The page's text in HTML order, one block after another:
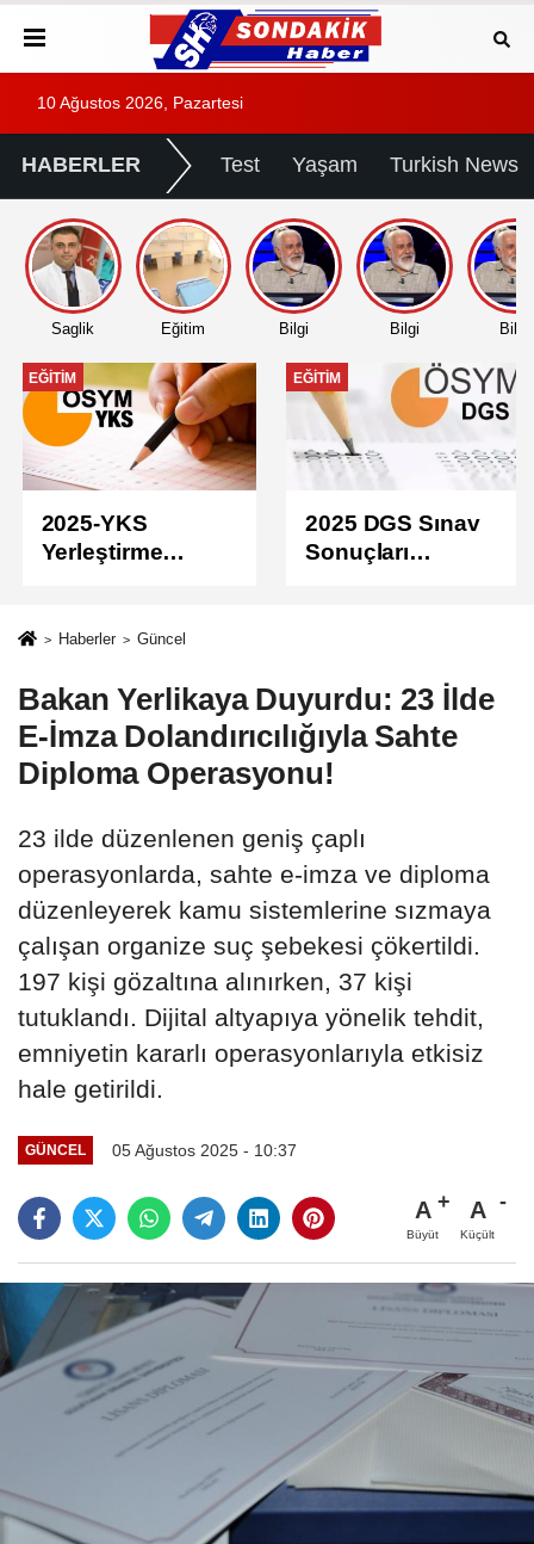
10 Ağustos 2026, Pazartesi
HABERLER Test Yaşam Turkish News
Saglik Eğitim Bilgi Bilgi Bilgi
EĞITIM
2025-YKS
Yerleştirme
Sonuçlar
Açıldı
EĞITIM
2025 DGS Sınav
Sonuçları
Haberler Güncel
Bakan Yerlikaya Duyurdu: 23 İlde
E-İmza Dolandırıcılığıyla Sahte
Diploma Operasyonu!
23 ilde düzenlenen geniş çaplı
operasyonlarda, sahte e-imza ve diploma
düzenleyerek kamu sistemlerine sızmaya
çalışan organize suç şebekesi çökertildi.
197 kişi gözaltına alınırken, 37 kişi
tutuklandı. Dijital altyapıya yönelik tehdit,
emniyetin kararlı operasyonlarıyla etkisiz
hale getirildi.
GÜNCEL 05 Ağustos 2025 - 10:37
A
Büyüt
A
Küçült